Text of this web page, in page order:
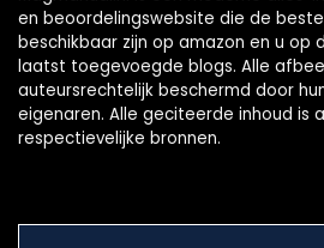
en beoordelingswebsite die de
beschikbaar zijn op amazon en u op
laatst toegevoegde blogs. Alle
auteursrechtelijk beschermd door
eigenaren. Alle geciteerde inhoud is
respectievelijke bronnen.